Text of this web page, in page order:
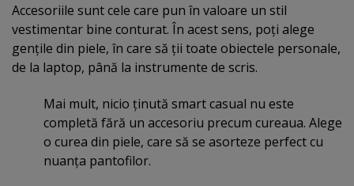
Accesoriile sunt cele care pun în valoare un stil
vestimentar bine conturat. În acest sens, poţi alege
genţile din piele, în care să ţii toate obiectele personale,
de la laptop, până la instrumente de scris.
Mai mult, nicio ţinută smart casual nu este
completă fără un accesoriu precum cureaua. Alege
o curea din piele, care să se asorteze perfect cu
nuanţa pantofilor.